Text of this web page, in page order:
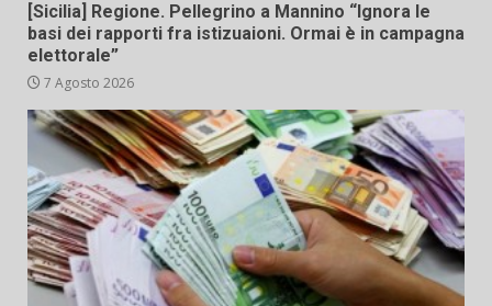
[Sicilia] Regione. Pellegrino a Mannino “Ignora le
basi dei rapporti fra istizuaioni. Ormai è in campagna
elettorale”
7 Agosto 2026